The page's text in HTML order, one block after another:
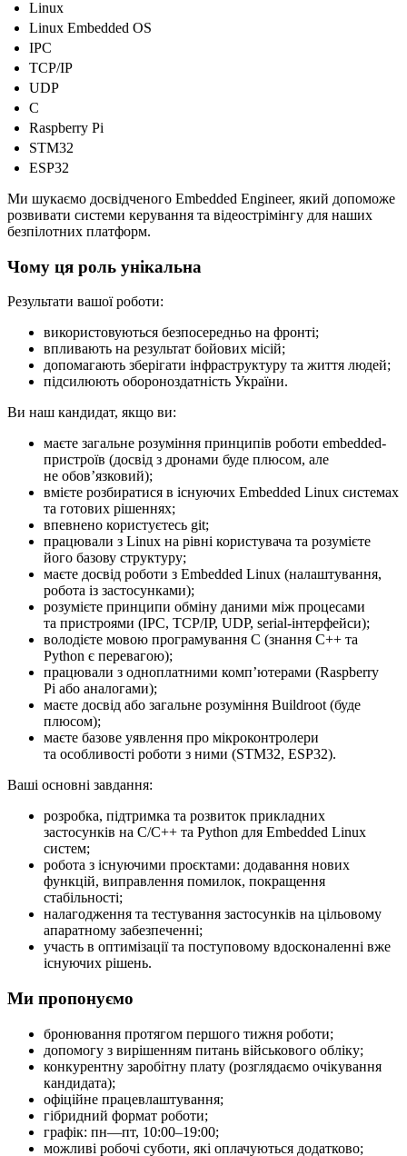
Linux
Linux Embedded OS
IPC
TCP/IP
UDP
C
Raspberry Pi
STM32
ESP32
Ми шукаємо досвідченого Embedded Engineer, який допоможе
розвивати системи керування та відеострімінгу для наших
безпілотних платформ.
Чому ця роль унікальна
Результати вашої роботи:
використовуються безпосередньо на фронті;
впливають на результат бойових місій;
допомагають зберігати інфраструктуру та життя людей;
підсилюють обороноздатність України.
Ви наш кандидат, якщо ви:
маєте загальне розуміння принципів роботи embedded-
пристроїв (досвід з дронами буде плюсом, але
не обовʼязковий);
вмієте розбиратися в існуючих Embedded Linux системах
та готових рішеннях;
впевнено користуєтесь git;
працювали з Linux на рівні користувача та розумієте
його базову структуру;
маєте досвід роботи з Embedded Linux (налаштування,
робота із застосунками);
розумієте принципи обміну даними між процесами
та пристроями (IPC, TCP/IP, UDP, serial-інтерфейси);
володієте мовою програмування C (знання C++ та
Python є перевагою);
працювали з одноплатними компʼютерами (Raspberry
Pi або аналогами);
маєте досвід або загальне розуміння Buildroot (буде
плюсом);
маєте базове уявлення про мікроконтролери
та особливості роботи з ними (STM32, ESP32).
Ваші основні завдання:
розробка, підтримка та розвиток прикладних
застосунків на C/C++ та Python для Embedded Linux
систем;
робота з існуючими проєктами: додавання нових
функцій, виправлення помилок, покращення
стабільності;
налагодження та тестування застосунків на цільовому
апаратному забезпеченні;
участь в оптимізації та поступовому вдосконаленні вже
існуючих рішень.
Ми пропонуємо
бронювання протягом першого тижня роботи;
допомогу з вирішенням питань військового обліку;
конкурентну заробітну плату (розглядаємо очікування
кандидата);
офіційне працевлаштування;
гібридний формат роботи;
графік: пн—пт, 10:00–19:00;
можливі робочі суботи, які оплачуються додатково;